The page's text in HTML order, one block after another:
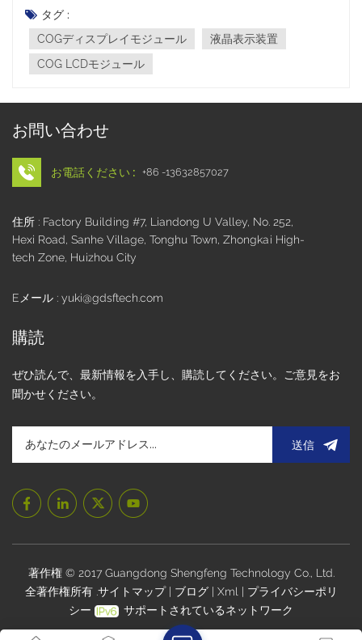
ます。液晶表示装置）ドライバーICです。この技術はドライ
バーICをガラス基板上に直接接合したもので、この種のLCD
モジュールをCOG LCDモジュールと呼びます。 全体 COG
LCDモジュール 図に示すように、LCD パネル、COG ドライ
あります。小さいサイズCOG テクノロジーにより、製品のサ
接接合しているため、PCB基板や固定ピンなどの部品が不要
となり、よりコンパクトな製品設計が可能になります。この
さを削減するだけでなく、デバイス設計の薄型化も促進しま
す。 コンパクトさCOGタイプICにより製品の小型化を実現。
LCD の内部レイアウトは COG IC のピンに直接接続されてい
で必要とされる接続ワイヤやスペースが不要になります。こ
より簡潔かつ効率的になります。 高信頼性COG パッケージ
ング技術により、ディスプレイ モジュールの信頼性も向上し
と、接着領域が黒色の接着剤で完全に覆われているため、デ
ィスプレイ モジュールは空気、湿度、温度などの環境要因に
消費電力の点でも、COG モジュールは優れたパフォーマンス
接合しているため、信号伝送経路を最小限に抑え、エネルギ
ーロスを低減し、低消費電力化を実現します。 早い反応COG
とLCDパネル間の距離が短いため、信号伝送が速くなり、応
COG ドライバー IC はサイズが小さく、設計ニーズに応じて
調整できるため、LCD パネルのどの側にも配置できます。こ
の設計の柔軟性により、COG ディスプレイ モジュールはさ
まざまな応用分野や LCD 技術に適応できます。 費用対効果
タグ :
COGディスプレイモジュール
液晶表示装置
COG LCDモジュール
お問い合わせ
お電話ください : +86 -13632857027
住所 : Factory Building #7, Liandong U Valley, No. 252,
Hexi Road, Sanhe Village, Tonghu Town, Zhongkai High-
tech Zone, Huizhou City
Eメール : yuki@gdsftech.com
購読
ぜひ読んで、最新情報を入手し、購読してください。ご意見をお
聞かせください。
送信
著作権 © 2017 Guangdong Shengfeng Technology Co., Ltd.
全著作権所有 . サイトマップ ブログ Xml
プライバシーポリ
シー
サポートされているネットワーク